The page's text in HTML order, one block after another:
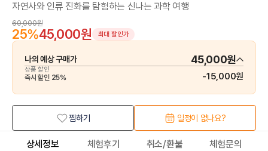
자연사와 인류 진화를 탐험하는 신나는 과학 여행
60,000원
25%45,000원 최대 할인가
나의 예상 구매가 45,000원
상품 할인
즉시 할인 25% -15,000원
찜하기 일정이 없나요?
상세정보 체험후기 취소/환불 체험문의